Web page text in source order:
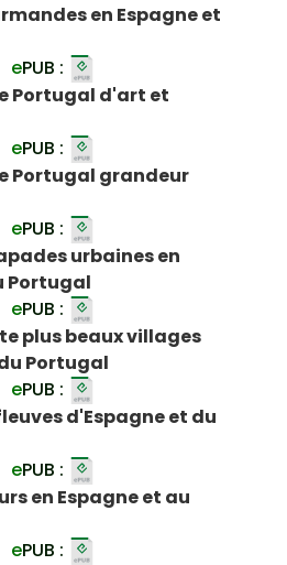
en Espagne et
ePUB :
Portugal d'art et
ePUB :
Portugal grandeur
ePUB :
urbaines en
Portugal
ePUB :
plus beaux villages
Portugal
ePUB :
d'Espagne et du
ePUB :
en Espagne et au
ePUB :